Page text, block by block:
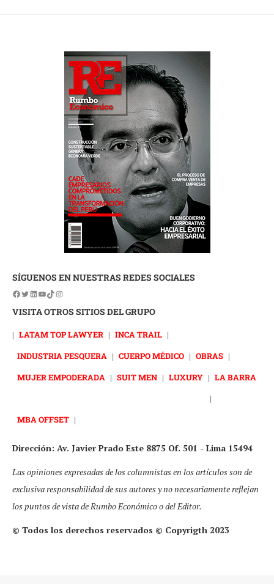
SÍGUENOS EN NUESTRAS REDES SOCIALES
VISITA OTROS SITIOS DEL GRUPO
| LATAM TOP LAWYER | INCA TRAIL |
INDUSTRIA PESQUERA | CUERPO MÉDICO | OBRAS |
MUJER EMPODERADA | SUIT MEN | LUXURY | LA BARRA
|
MBA OFFSET |
Dirección: Av. Javier Prado Este 8875 Of. 501 - Lima 15494
Las opiniones expresadas de los columnistas en los artículos son de
exclusiva responsabilidad de sus autores y no necesariamente reflejan
los puntos de vista de Rumbo Económico o del Editor.
© Todos los derechos reservados © Copyrigth 2023